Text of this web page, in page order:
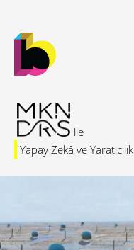
Yapay Zekâ ve Yaratıcılık